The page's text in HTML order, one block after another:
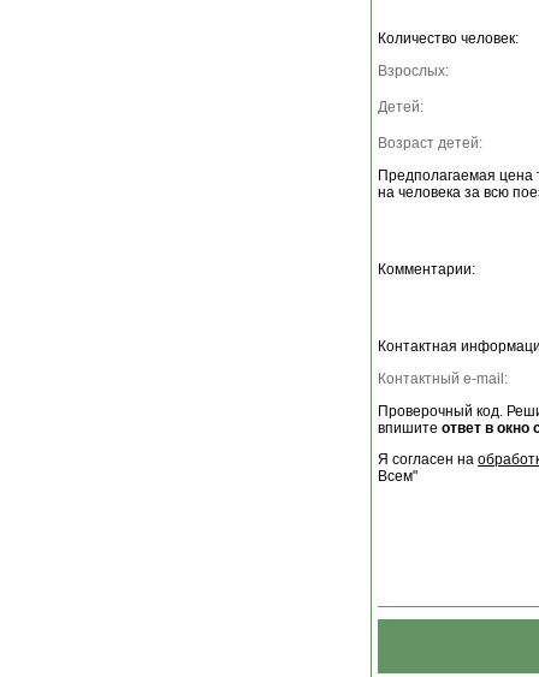
Количество человек:
Взрослых:
Детей:
Возраст детей:
Предполагаемая цена
на человека за всю
Комментарии:
Контактная
Контактный e-mail:
Проверочный код.
впишите ответ в окно
Я согласен на
Всем"